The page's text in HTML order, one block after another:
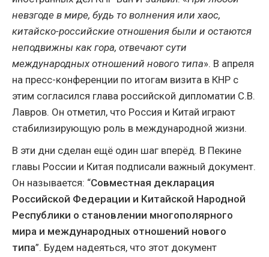
невзгоде в мире, будь то волнения или хаос,
китайско-российские отношения были и остаются
неподвижны как гора, отвечают сути
международных отношений нового типа». В апреля
на пресс-конференции по итогам визита в КНР с
этим согласился глава российской дипломатии С.В.
Лавров. Он отметил, что Россия и Китай играют
стабилизирующую роль в международной жизни.
В эти дни сделан ещё один шаг вперёд. В Пекине
главы России и Китая подписали важный документ.
Он называется: “Совместная декларация
Российской Федерации и Китайской Народной
Республики о становлении многополярного
мира и международных отношений нового
типа”. Будем надеяться, что этот документ